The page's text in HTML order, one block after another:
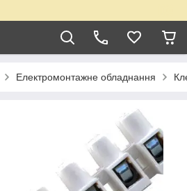
Електромонтажне обладнання